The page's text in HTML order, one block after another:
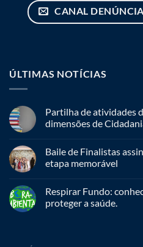
CANAL
ÚLTIMAS NOTÍCIAS
Partilha de atividades
dimensões de
Baile de Finalistas
etapa memorável
Respirar Fundo:
proteger a saúde.